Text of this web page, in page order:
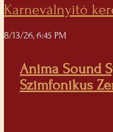
Karneválnyitó
8/13/26, 6:45 PM
Anima Sound
Szimfonikus